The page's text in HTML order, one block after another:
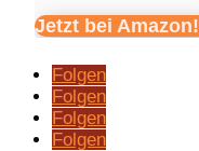
Jetzt bei Amazon!
Folgen
Folgen
Folgen
Folgen